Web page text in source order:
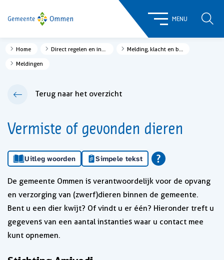
MENU
Home
Meldingen
Terug naar het overzicht
Vermiste of gevonden dieren
Uitleg woorden Simpele tekst
De gemeente Ommen is verantwoordelijk voor de opvang
en verzorging van (zwerf)dieren binnen de gemeente.
Bent u een dier kwijt? Of vindt u er één? Hieronder treft u
gegevens van een aantal instanties waar u contact mee
kunt opnemen.